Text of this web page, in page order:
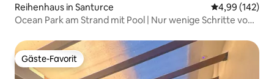
Reihenhaus in Santurce
4,99 (142)
Ocean Park am Strand mit Pool | Nur wenige Schritte vom
Gäste-Favorit
Gäste-Favorit